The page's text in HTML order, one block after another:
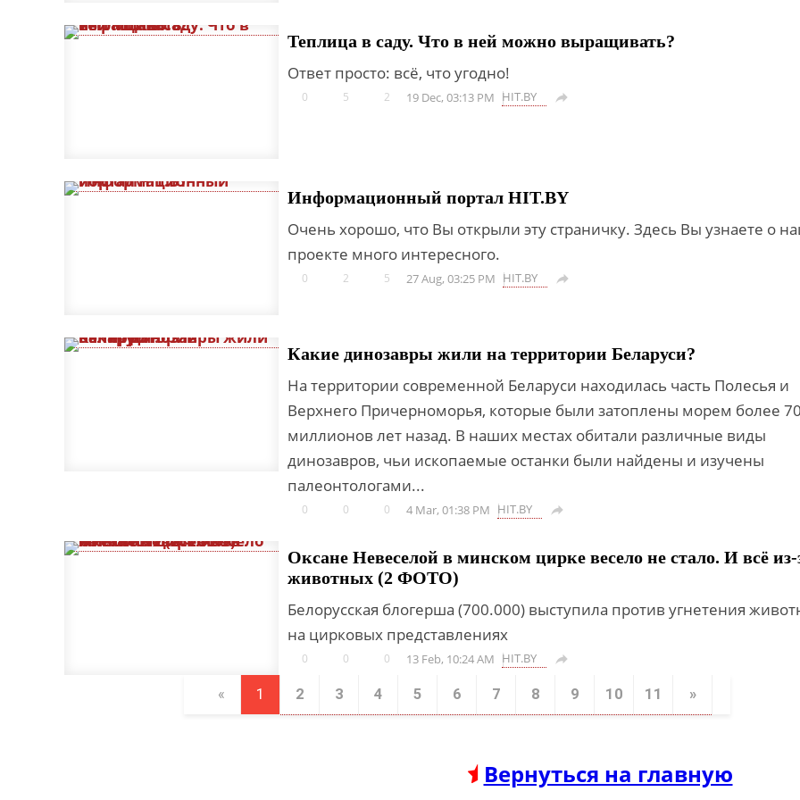
Теплица в саду. Что в ней можно выращивать?
Ответ просто: всё, что угодно!
0 5 2 19 Dec, 03:13 PM HIT.BY 
Информационный портал HIT.BY
Очень хорошо, что Вы открыли эту страничку. Здесь Вы узнаете о
проекте много интересного.
0 2 5 27 Aug, 03:25 PM HIT.BY 
Какие динозавры жили на территории Беларуси?
На территории современной Беларуси находилась часть Полесья и
Верхнего Причерноморья, которые были затоплены морем более
миллионов лет назад. В наших местах обитали различные виды
динозавров, чьи ископаемые останки были найдены и изучены
палеонтологами...
0 0 0 4 Mar, 01:38 PM HIT.BY 
Оксане Невеселой в минском цирке весело не стало. И всё из-
животных (2 ФОТО)
Белорусская блогерша (700.000) выступила против угнетения
на цирковых представлениях
0 0 0 13 Feb, 10:24 AM HIT.BY 
« 1 2 3 4 5 6 7 8 9 10 11 »
Вернуться на главную